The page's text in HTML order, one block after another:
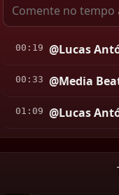
00:19 @Lucas
00:33 @Media
01:09 @Lucas